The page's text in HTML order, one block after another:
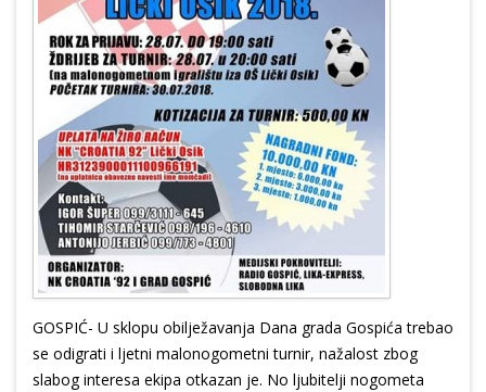
GOSPIĆ- U sklopu obilježavanja Dana grada Gospića trebao
se odigrati i ljetni malonogometni turnir, nažalost zbog
slabog interesa ekipa otkazan je. No ljubitelji nogometa